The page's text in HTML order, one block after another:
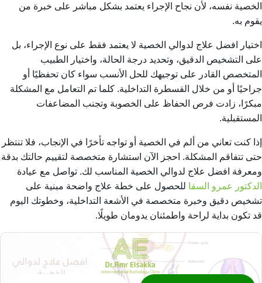
الخصية نفسه، لأن نجاح الإجراء يعتمد بشكل مباشر على خبرة من
يقوم به.
اختيار افضل علاج لدوالي الخصية لا يعتمد فقط على نوع الإجراء، بل
على التشخيص الدقيق، وتحديد درجة الحالة، واختيار الطبيب
المتخصص القادر على توجيهك للحل الأنسب سواء كان تحفظيًا أو
جراحيًا أو من خلال القسطرة التداخلية. كلما تم التعامل مع المشكلة
مبكرًا، زادت فرص الحفاظ على الخصوبة وتجنب المضاعفات
المستقبلية.
إذا كنت تعاني من ألم في الخصية أو تواجه تأخرًا في الإنجاب، فلا تنتظر
حتى تتفاقم المشكلة. احجز الآن استشارة متخصصة لتقييم حالتك بدقة
ومعرفة افضل علاج لدوالي الخصية المناسب لك. تواصل مع عيادة
الدكتور عمرو السقا للحصول على خطة علاج واضحة مبنية على
تشخيص دقيق وخبرة متخصصة في الأشعة التداخلية، وخطوتك اليوم
قد تكون بداية لراحة واطمئنان يدومان طويلًا.